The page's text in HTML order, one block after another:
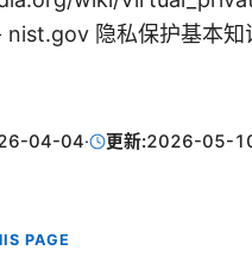
nist.gov 隐私保护基本
04-04· 更新:2026-05-
PAGE